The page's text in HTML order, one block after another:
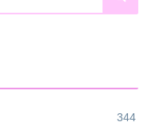
344